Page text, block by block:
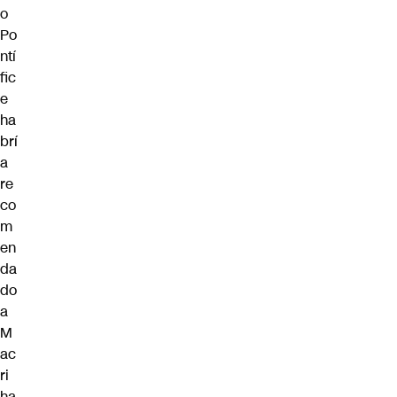
o
Po
ntí
fic
e
ha
brí
a
re
co
m
en
da
do
a
M
ac
ri